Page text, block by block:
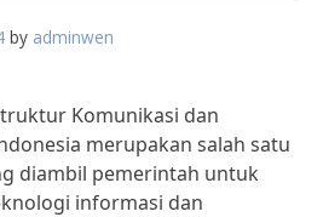
by adminwen
Komunikasi dan
merupakan salah satu
diambil pemerintah untuk
informasi dan